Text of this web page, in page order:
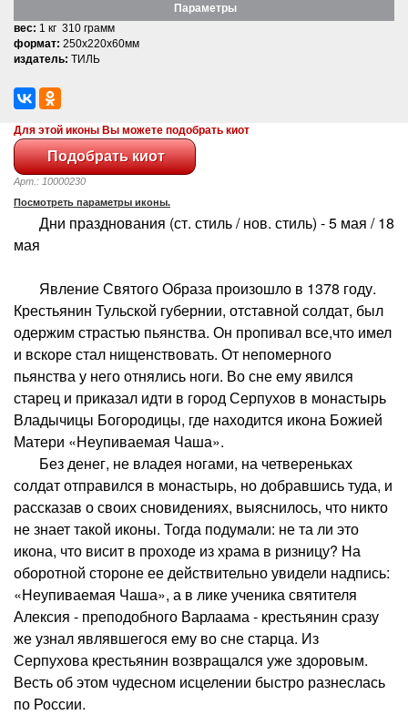
Параметры
вес: 1 кг 310 грамм
формат: 250x220x60мм
издатель: ТИЛЬ
Для этой иконы Вы можете подобрать киот
Арт.: 10000230
Посмотреть параметры иконы.
Дни празднования (ст. стиль / нов. стиль) - 5 мая / 18
мая
Явление Святого Образа произошло в 1378 году.
Крестьянин Тульской губернии, отставной солдат, был
одержим страстью пьянства. Он пропивал все,что имел
и вскоре стал нищенствовать. От непомерного
пьянства у него отнялись ноги. Во сне ему явился
старец и приказал идти в город Серпухов в монастырь
Владычицы Богородицы, где находится икона Божией
Матери «Неупиваемая Чаша».
Без денег, не владея ногами, на четвереньках
солдат отправился в монастырь, но добравшись туда, и
рассказав о своих сновидениях, выяснилось, что никто
не знает такой иконы. Тогда подумали: не та ли это
икона, что висит в проходе из храма в ризницу? На
оборотной стороне ее действительно увидели надпись:
«Неупиваемая Чаша», а в лике ученика святителя
Алексия - преподобного Варлаама - крестьянин сразу
же узнал являвшегося ему во сне старца. Из
Серпухова крестьянин возвращался уже здоровым.
Весть об этом чудесном исцелении быстро разнеслась
по России.